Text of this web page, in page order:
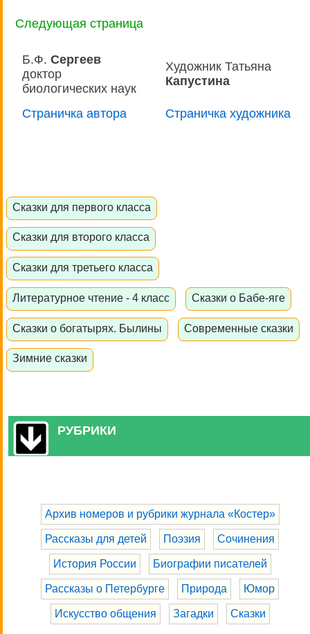
Следующая страница
Б.Ф. Сергеев
доктор
биологических наук
Художник Татьяна
Капустина
Страничка автора Страничка художника
Сказки для первого класса
Сказки для второго класса
Сказки для третьего класса
Литературное чтение - 4 класс Сказки о Бабе-яге
Сказки о богатырях. Былины Современные сказки
Зимние сказки
РУБРИКИ
Архив номеров и рубрики журнала «Костер»
Рассказы для детей Поэзия Сочинения
История России Биографии писателей
Рассказы о Петербурге Природа Юмор
Искусство общения Загадки Сказки